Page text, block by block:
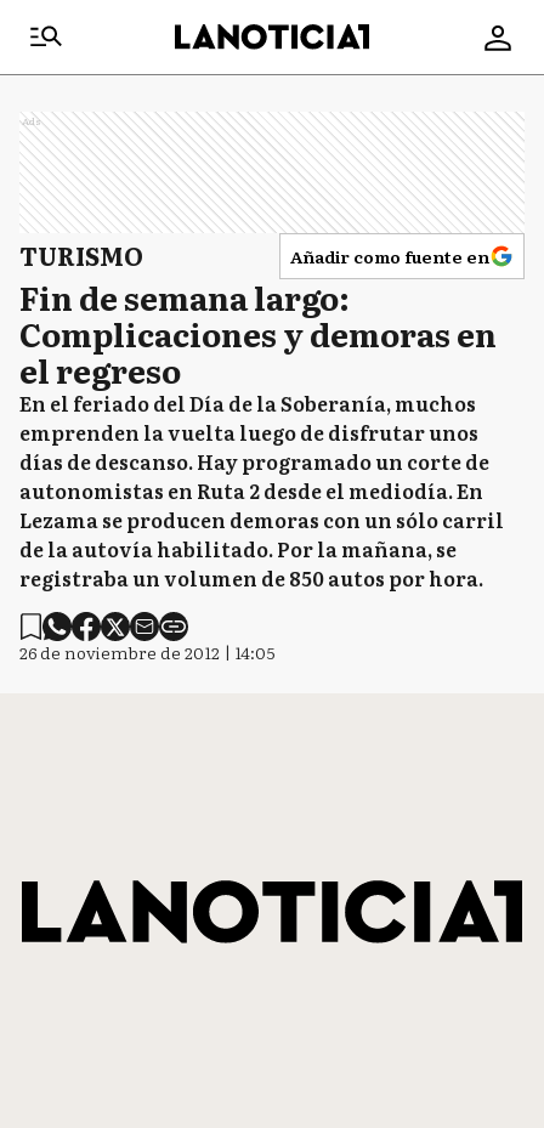
Ads
TURISMO Añadir como fuente en
Fin de semana largo:
Complicaciones y demoras en
el regreso
En el feriado del Día de la Soberanía, muchos
emprenden la vuelta luego de disfrutar unos
días de descanso. Hay programado un corte de
autonomistas en Ruta 2 desde el mediodía. En
Lezama se producen demoras con un sólo carril
de la autovía habilitado. Por la mañana, se
registraba un volumen de 850 autos por hora.
26 de noviembre de 2012 | 14:05